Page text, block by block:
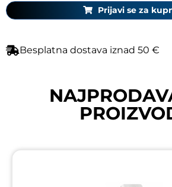
Prijavi se za
Besplatna dostava iznad 50 €